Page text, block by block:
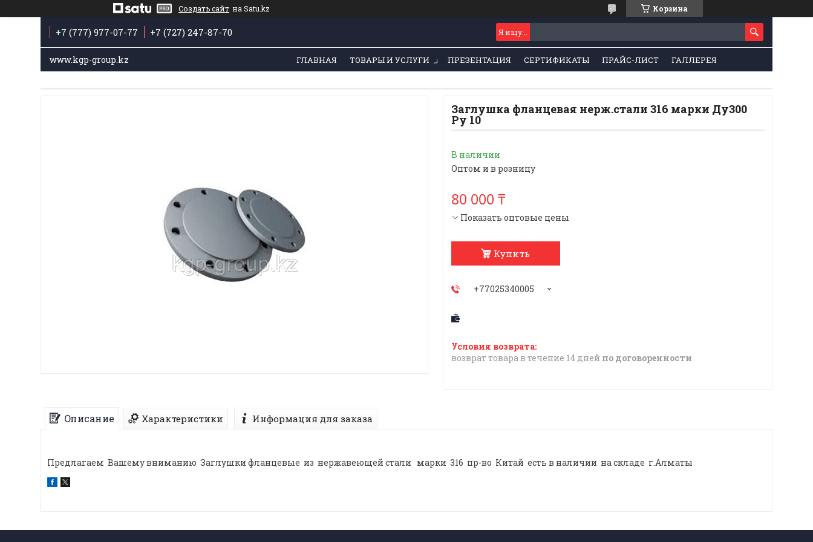
Создать сайт на Satu.kz Корзина
+7 (777) 977-07-77 +7 (727) 247-87-70
www.kgp-group.kz ГЛАВНАЯ ТОВАРЫ И УСЛУГИ ПРЕЗЕНТАЦИЯ СЕРТИФИКАТЫ ПРАЙС-ЛИСТ ГАЛЛЕРЕЯ
Заглушка фланцевая нерж.стали 316 марки Ду300
Ру 10
В наличии
Оптом и в розницу
80 000 ₸
Показать оптовые цены
Купить
+77025340005
возврат товара в течение 14 дней по договоренности
Описание Характеристики Информация для заказа
Предлагаем Вашему вниманию Заглушки фланцевые из нержавеющей стали марки 316 пр-во Китай есть в наличии на складе г.Алматы